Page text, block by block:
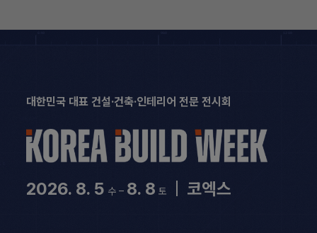
대한민국 대표 건설·건축·인테리어 전문 전시회
2026. 8. 5 수 – 8. 8 토 코엑스